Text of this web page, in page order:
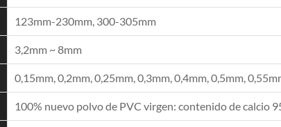
123mm-230mm, 300-305mm
3,2mm ~ 8mm
0,15mm, 0,2mm, 0,25mm, 0,3mm, 0,4mm, 0,5mm,
100% nuevo polvo de PVC virgen: contenido de calcio